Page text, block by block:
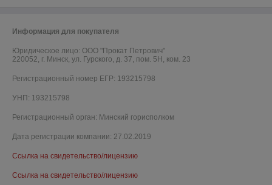
Информация для покупателя
Юридическое лицо: ООО "Прокат Петрович"
220052, г. Минск, ул. Гурского, д. 37, пом. 5Н, ком. 23
Регистрационный номер ЕГР: 193215798
УНП: 193215798
Регистрационный орган: Минский горисполком
Дата регистрации компании: 27.02.2019
Ссылка на свидетельство/лицензию
Ссылка на свидетельство/лицензию